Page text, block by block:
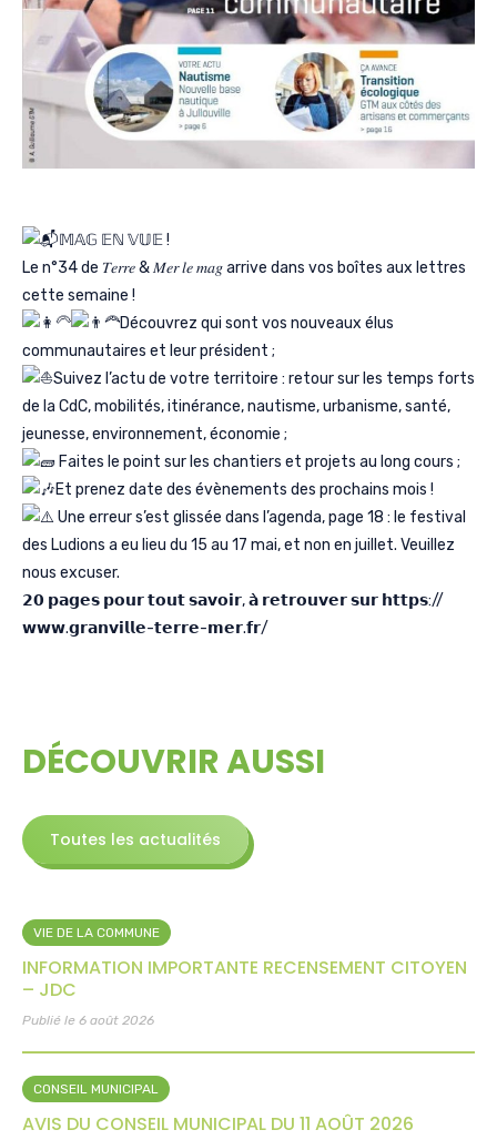
𝕄𝔸𝔾 𝔼ℕ 𝕍𝕌𝔼 !
Le n°34 de 𝑇𝑒𝑟𝑟𝑒 & 𝑀𝑒𝑟 𝑙𝑒 𝑚𝑎𝑔 arrive dans vos boîtes aux lettres
cette semaine !
Découvrez qui sont vos nouveaux élus
communautaires et leur président ;
Suivez l’actu de votre territoire : retour sur les temps forts
de la CdC, mobilités, itinérance, nautisme, urbanisme, santé,
jeunesse, environnement, économie ;
Faites le point sur les chantiers et projets au long cours ;
Et prenez date des évènements des prochains mois !
Une erreur s’est glissée dans l’agenda, page 18 : le festival
des Ludions a eu lieu du 15 au 17 mai, et non en juillet. Veuillez
nous excuser.
𝟮𝟬 𝗽𝗮𝗴𝗲𝘀 𝗽𝗼𝘂𝗿 𝘁𝗼𝘂𝘁 𝘀𝗮𝘃𝗼𝗶𝗿, 𝗮̀ 𝗿𝗲𝘁𝗿𝗼𝘂𝘃𝗲𝗿 𝘀𝘂𝗿 𝗵𝘁𝘁𝗽𝘀://
𝘄𝘄𝘄.𝗴𝗿𝗮𝗻𝘃𝗶𝗹𝗹𝗲-𝘁𝗲𝗿𝗿𝗲-𝗺𝗲𝗿.𝗳𝗿/
DÉCOUVRIR AUSSI
Toutes les actualités
VIE DE LA COMMUNE
INFORMATION IMPORTANTE RECENSEMENT CITOYEN
– JDC
Publié le 6 août 2026
CONSEIL MUNICIPAL
AVIS DU CONSEIL MUNICIPAL DU 11 AOÛT 2026